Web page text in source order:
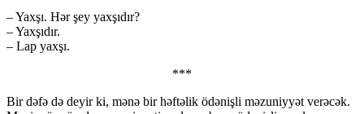
– Yaxşı. Hər şey yaxşıdır?
– Yaxşıdır.
– Lap yaxşı.
***
Bir dəfə də deyir ki, mənə bir həftəlik ödənişli məzuniyyət verəcək.